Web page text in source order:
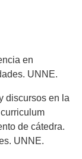
en
UNNE.
discursos en la
de cátedra.
UNNE.